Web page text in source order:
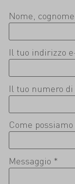
Nome,
Il tuo indirizzo
Il tuo numero
Come
Messaggio *